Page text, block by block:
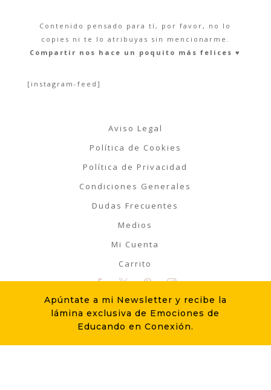
Apúntate a mi Newsletter y recibe la
lámina exclusiva de Emociones de
Educando en Conexión.
Contenido pensado para tí, por favor, no lo
copies ni te lo atribuyas sin mencionarme.
Compartir nos hace un poquito más felices ♥︎
[instagram-feed]
Aviso Legal
Política de Cookies
Política de Privacidad
Condiciones Generales
Dudas Frecuentes
Medios
Mi Cuenta
Carrito
La "TIGRI-LETTER" ¿Te apuntas?